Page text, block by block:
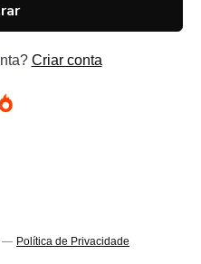
Criar conta
— Política de Privacidade